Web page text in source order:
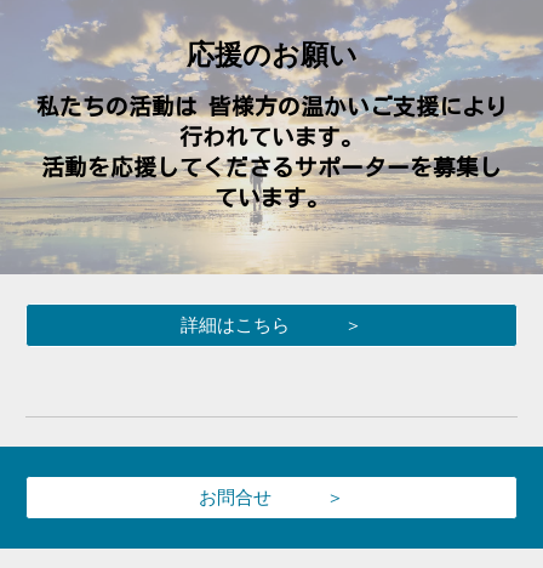
応援のお願い
私たちの活動は 皆様方の温かいご支援により
行われています。
活動を応援してくださるサポーターを募集し
ています。
詳細はこちら ＞
お問合せ ＞